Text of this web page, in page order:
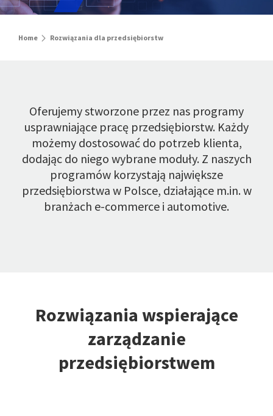
Home Rozwiązania dla przedsiębiorstw
Oferujemy stworzone przez nas programy
usprawniające pracę przedsiębiorstw. Każdy
możemy dostosować do potrzeb klienta,
dodając do niego wybrane moduły. Z naszych
programów korzystają największe
przedsiębiorstwa w Polsce, działające m.in. w
branżach e-commerce i automotive.
Rozwiązania wspierające
zarządzanie
przedsiębiorstwem